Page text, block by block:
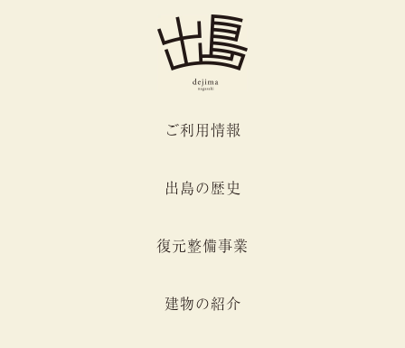
ご利用情報
出島の歴史
復元整備事業
建物の紹介